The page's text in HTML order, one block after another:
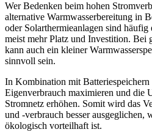
Wer Bedenken beim hohen
alternative Warmwasserbereitung in
oder Solarthermieanlagen sind
meist mehr Platz und Investition. Bei
kann auch ein kleiner
sinnvoll sein.
In Kombination mit Batteriespeichern
Eigenverbrauch maximieren und die
Stromnetz erhöhen. Somit wird das
und -verbrauch besser ausgeglichen,
ökologisch vorteilhaft ist.